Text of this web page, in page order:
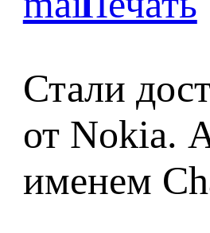
Стали
от Nokia.
именем